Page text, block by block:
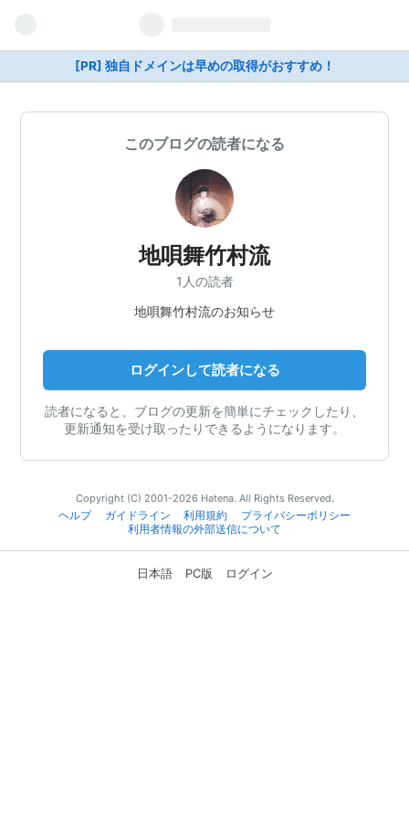
[PR] 独自ドメインは早めの取得がおすすめ！
このブログの読者になる
地唄舞竹村流
1人の読者
地唄舞竹村流のお知らせ
ログインして読者になる
読者になると、ブログの更新を簡単にチェックしたり、
更新通知を受け取ったりできるようになります。
Copyright (C) 2001-2026 Hatena. All Rights Reserved.
ヘルプ
ガイドライン 利用規約
プライバシーポリシー
利用者情報の外部送信について
日本語 PC版 ログイン